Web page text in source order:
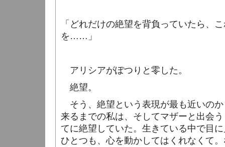
「どれだけの絶望を背負っていたら、
を……」
アリシアがぽつりと零した。
絶望。
そう、絶望という表現が最も近いの
来るまでの私は、そしてマザーと出会
てに絶望していた。生きている中で目
ひとつも、心を動かしてはくれなくて